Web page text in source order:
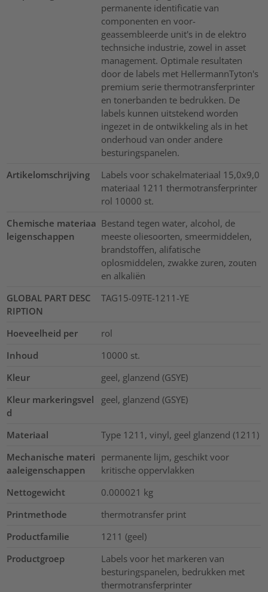
permanente identificatie van
componenten en voor-
geassembleerde unit's in de elektro
technsiche industrie, zowel in asset
management. Optimale resultaten
door de labels met HellermannTyton's
premium serie thermotransferprinter
en tonerbanden te bedrukken. De
labels kunnen uitstekend worden
ingezet in de ontwikkeling als in het
onderhoud van onder andere
besturingspanelen.
Artikelomschrijving
Labels voor schakelmateriaal 15,0x9,0
materiaal 1211 thermotransferprinter
rol 10000 st.
Chemische materiaa
leigenschappen
Bestand tegen water, alcohol, de
meeste oliesoorten, smeermiddelen,
brandstoffen, alifatische
oplosmiddelen, zwakke zuren, zouten
en alkaliën
GLOBAL PART DESC
RIPTION
TAG15-09TE-1211-YE
Hoeveelheid per
rol
Inhoud
10000 st.
Kleur
geel, glanzend (GSYE)
Kleur markeringsvel
d
geel, glanzend (GSYE)
Materiaal
Type 1211, vinyl, geel glanzend (1211)
Mechanische materi
aaleigenschappen
permanente lijm, geschikt voor
kritische oppervlakken
Nettogewicht
0.000021 kg
Printmethode
thermotransfer print
Productfamilie
1211 (geel)
Productgroep
Labels voor het markeren van
besturingspanelen, bedrukken met
thermotransferprinter